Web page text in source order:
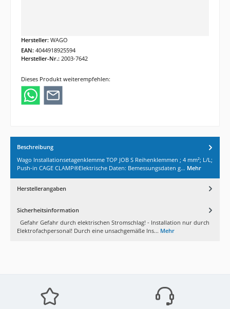
Hersteller: WAGO
EAN: 4044918925594
Hersteller-Nr.: 2003-7642
Dieses Produkt weiterempfehlen:
Beschreibung
Wago Installationsetagenklemme TOP JOB S Reihenklemmen ; 4 mm²; L/L;
Push-in CAGE CLAMP®Elektrische Daten: Bemessungsdaten g… Mehr
Herstellerangaben
Sicherheitsinformation
Gefahr Gefahr durch elektrischen Stromschlag! - Installation nur durch
Elektrofachpersonal! Durch eine unsachgemäße Ins... Mehr